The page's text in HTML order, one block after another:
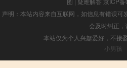
声明：本站内容来自互联网，如信息有错误
会及时纠正，
本站仅为个人兴趣爱好，不接
小男孩